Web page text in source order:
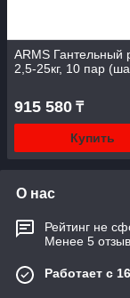
ARMS Гантельный
2,5-25кг, 10 пар
915 580 ₸
Купить
О нас
Рейтинг не
Менее 5
Работает с